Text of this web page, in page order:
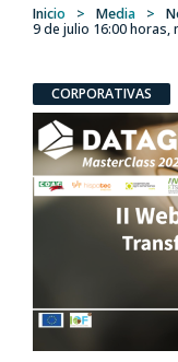
Inicio > Media >
9 de julio 16:00 horas,
CORPORATIVAS